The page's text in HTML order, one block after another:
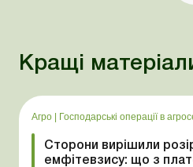
Кращі
Агро Господарські операції в
Сторони вирішили
емфітевзису: що з